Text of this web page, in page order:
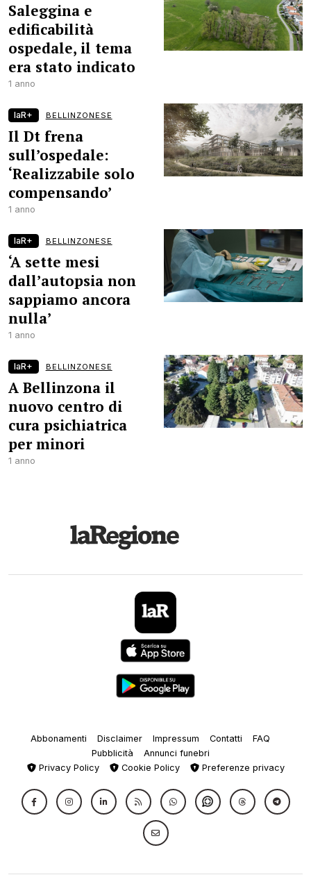
Saleggina e
edificabilità
ospedale, il tema
era stato indicato
1 anno
laR+ BELLINZONESE
Il Dt frena
sull’ospedale:
‘Realizzabile solo
compensando’
1 anno
laR+ BELLINZONESE
‘A sette mesi
dall’autopsia non
sappiamo ancora
nulla’
1 anno
laR+ BELLINZONESE
A Bellinzona il
nuovo centro di
cura psichiatrica
per minori
1 anno
Abbonamenti Disclaimer Impressum Contatti
FAQ
Pubblicità
Annunci funebri
Privacy Policy
Cookie Policy Preferenze privacy